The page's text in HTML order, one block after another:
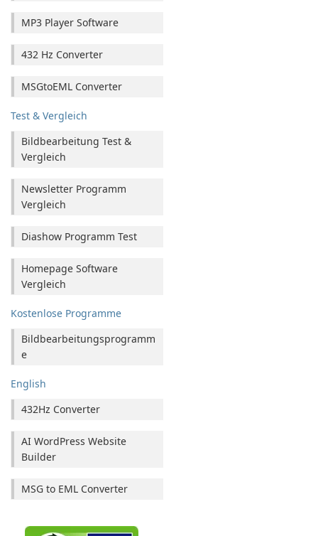
MP3 Player Software
432 Hz Converter
MSGtoEML Converter
Test & Vergleich
Bildbearbeitung Test &
Vergleich
Newsletter Programm
Vergleich
Diashow Programm Test
Homepage Software
Vergleich
Kostenlose Programme
Bildbearbeitungsprogramm
e
English
432Hz Converter
AI WordPress Website
Builder
MSG to EML Converter